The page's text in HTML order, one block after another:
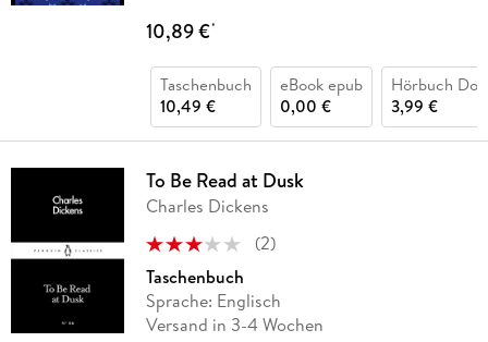
10,89 €*
Taschenbuch
10,49 €
eBook epub
0,00 €
Hörbuch
3,99 €
To Be Read at Dusk
Charles Dickens
(2)
Taschenbuch
Sprache: Englisch
Versand in 3-4 Wochen